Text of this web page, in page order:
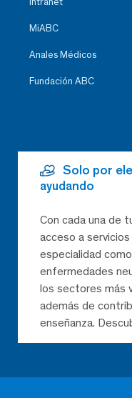
MiABC
Anales Médicos
Fundación ABC
Solo por
ayudando
Con cada una de
acceso a
especialidad
enfermedades
los sectores más
además de
enseñanza.